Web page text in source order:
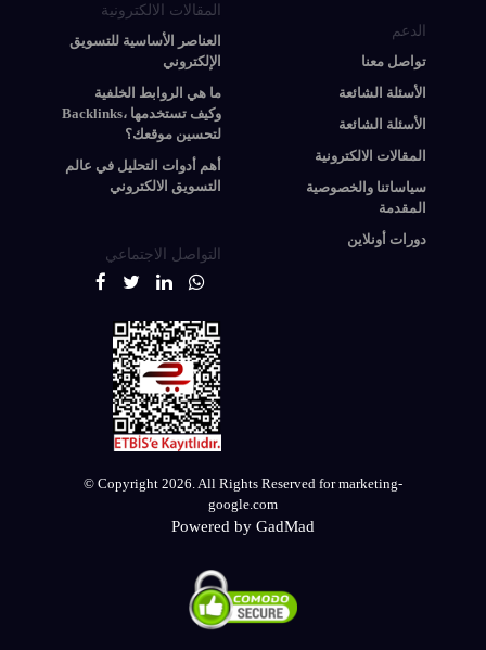
المقالات الالكترونية
العناصر الأساسية للتسويق
الإلكتروني
ما هي الروابط الخلفية
Backlinks، وكيف تستخدمها
لتحسين موقعك؟
أهم أدوات التحليل في عالم
التسويق الالكتروني
الدعم
تواصل معنا
الأسئلة الشائعة
الأسئلة الشائعة
المقالات الالكترونية
سياساتنا والخصوصية
المقدمة
دورات أونلاين
التواصل الاجتماعي
© Copyright 2026. All Rights Reserved for marketing-
google.com
Powered by GadMad